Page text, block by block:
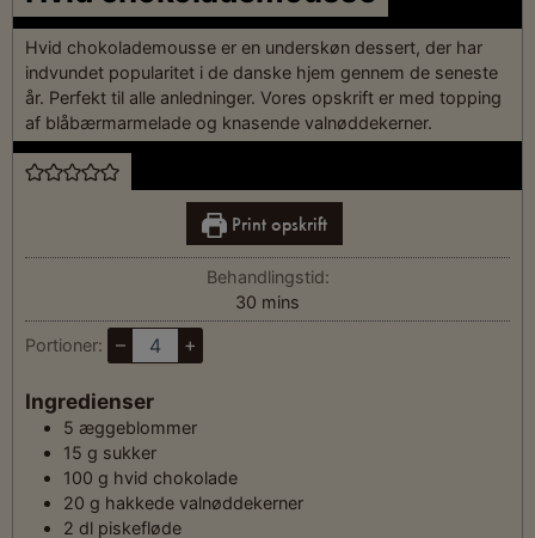
Hvid chokolademousse er en underskøn dessert, der har
indvundet popularitet i de danske hjem gennem de seneste
år. Perfekt til alle anledninger. Vores opskrift er med topping
af blåbærmarmelade og knasende valnøddekerner.
Print opskrift
Behandlingstid:
30 mins
Portioner: – +
Ingredienser
5 æggeblommer
15 g sukker
100 g hvid chokolade
20 g hakkede valnøddekerner
2 dl piskefløde